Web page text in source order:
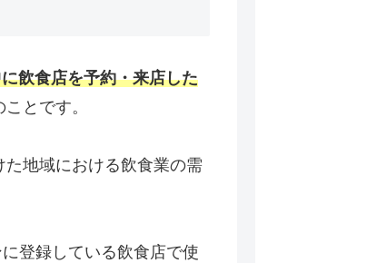
飲食店を予約・来店した
ことです。
地域における飲食業の需
登録している飲食店で使